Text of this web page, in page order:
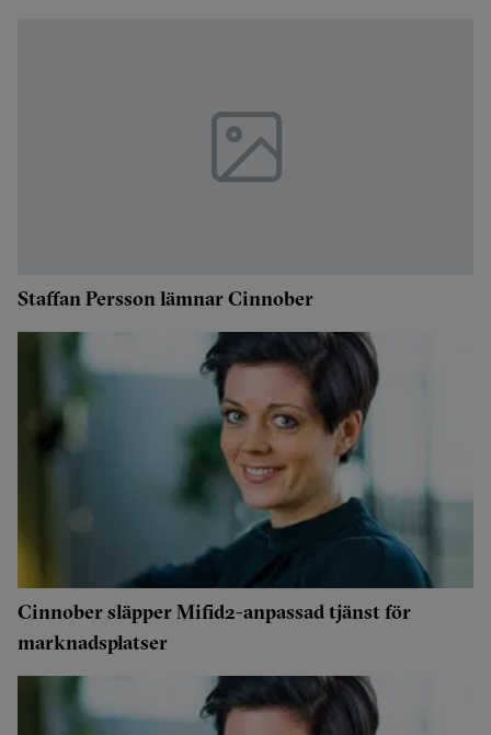
Staffan Persson lämnar Cinnober
Cinnober släpper Mifid2-anpassad tjänst för
marknadsplatser